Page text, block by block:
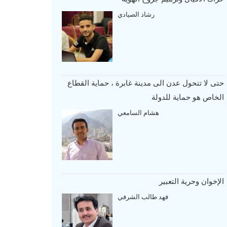
رشاد الصيادي
حتى لا تتحول عدن الى مدينة غابرة ، حماية القطاع
الخاص هو حماية للدولة
هشام السامعي
الإخوان وحرية التعبير
فهد طالب الشرفي